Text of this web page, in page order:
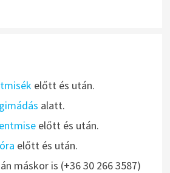
előtt és után.
alatt.
előtt és után.
előtt és után.
máskor is (+36 30 266 3587)